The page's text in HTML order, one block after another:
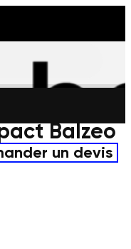
Balzeo
un devis